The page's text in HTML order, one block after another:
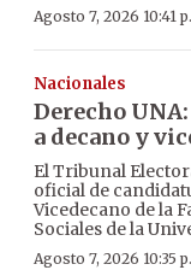
Agosto 7, 2026 10:41
Nacionales
Derecho
a decano y
El Tribunal
oficial de
Vicedecano de la
Sociales de la
Agosto 7, 2026 10:35